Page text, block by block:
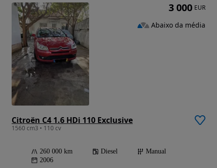
Citroën C4 1.6 HDi 110 Exclusive
1560 cm3 • 110 cv
260 000 km Diesel
Manual
2006
3 000 EUR
Abaixo da média